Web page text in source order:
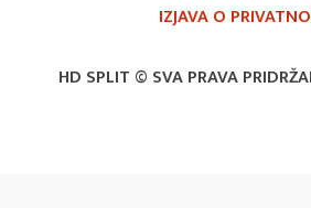
HD SPLIT © SVA PRAVA
IZJAVA O